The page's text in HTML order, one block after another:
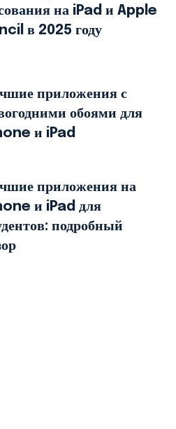
на iPad и Apple
в 2025 году
приложения с
обоями для
и iPad
приложения на
и iPad для
подробный